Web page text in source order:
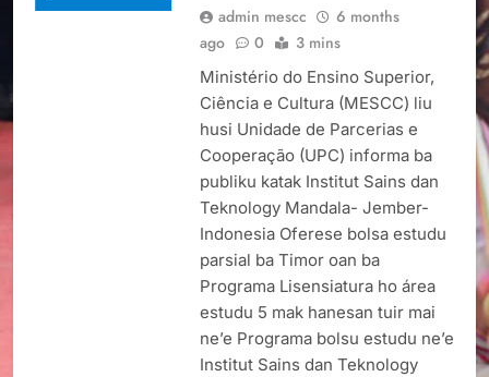
admin mescc
6 months
ago
0 3 mins
Ministério do Ensino Superior,
Ciência e Cultura (MESCC) liu
husi Unidade de Parcerias e
Cooperação (UPC) informa ba
publiku katak Institut Sains dan
Teknology Mandala- Jember-
Indonesia Oferese bolsa estudu
parsial ba Timor oan ba
Programa Lisensiatura ho área
estudu 5 mak hanesan tuir mai
ne’e Programa bolsu estudu ne’e
Institut Sains dan Teknology